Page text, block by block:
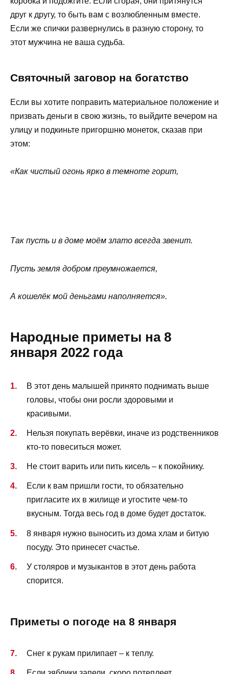
друг к другу, то быть вам с возлюбленным вместе.
Если же спички развернулись в разную сторону, то
этот мужчина не ваша судьба.
Святочный заговор на богатство
Если вы хотите поправить материальное положение и
призвать деньги в свою жизнь, то выйдите вечером на
улицу и подкиньте пригоршню монеток, сказав при
этом:
«Как чистый огонь ярко в темноте горит,
Так пусть и в доме моём злато всегда звенит.
Пусть земля добром преумножается,
А кошелёк мой деньгами наполняется».
Народные приметы на 8
января 2022 года
В этот день малышей принято поднимать выше
головы, чтобы они росли здоровыми и
красивыми.
Нельзя покупать верёвки, иначе из родственников
кто-то повеситься может.
Не стоит варить или пить кисель – к покойнику.
Если к вам пришли гости, то обязательно
пригласите их в жилище и угостите чем-то
вкусным. Тогда весь год в доме будет достаток.
8 января нужно выносить из дома хлам и битую
посуду. Это принесет счастье.
У столяров и музыкантов в этот день работа
спорится.
Приметы о погоде на 8 января
Снег к рукам прилипает – к теплу.